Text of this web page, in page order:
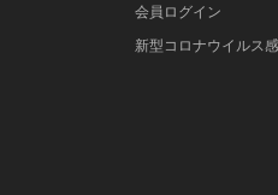
会員ログイン
新型コロナウイルス